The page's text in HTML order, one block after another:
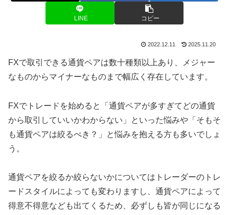
LINE コピー
2022.12.11 2025.11.20
FXで取引できる通貨ペアは数十種類以上あり、メジャー
なものからマイナーなものまで幅広く存在しています。
FXでトレードを始めると「通貨ペアが多すぎてどの通貨
から取引していいかわからない」といった悩みや「そもそ
も通貨ペアは絞るべき？」と悩みを抱える方も多いでしょ
う。
通貨ペアを絞るか絞らないかについてはトレーダーのトレ
ードスタイルによっても変わりますし、通貨ペアによって
得意不得意なども出てくるため、必ずしも皆が同じになる